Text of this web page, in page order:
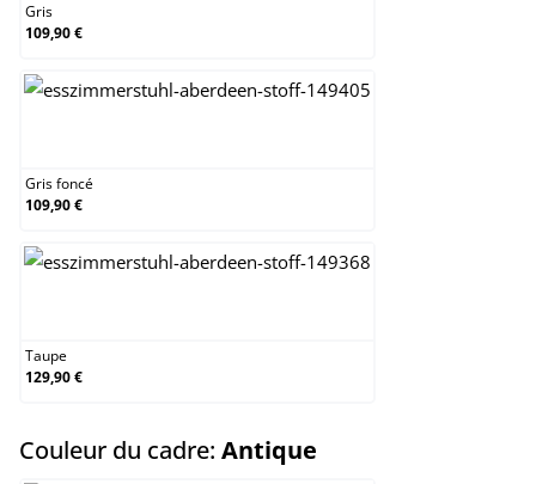
Gris
109,90 €
Gris foncé
109,90 €
Taupe
129,90 €
Couleur du cadre: Antique